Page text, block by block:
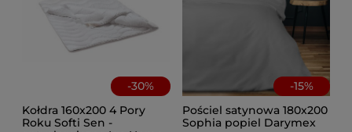
-30%
Kołdra 160x200 4 Pory
Roku Softi Sen -
-15%
Pościel satynowa 180x200
Sophia popiel Darymex